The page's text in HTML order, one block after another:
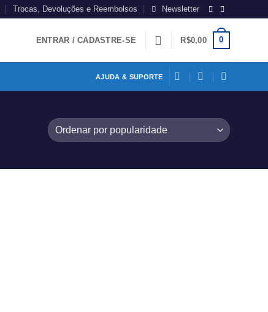
Trocas, Devoluções e Reembolsos Newsletter
ENTRAR / CADASTRE-SE R$0,00 0
AJUDA & SUPORTE